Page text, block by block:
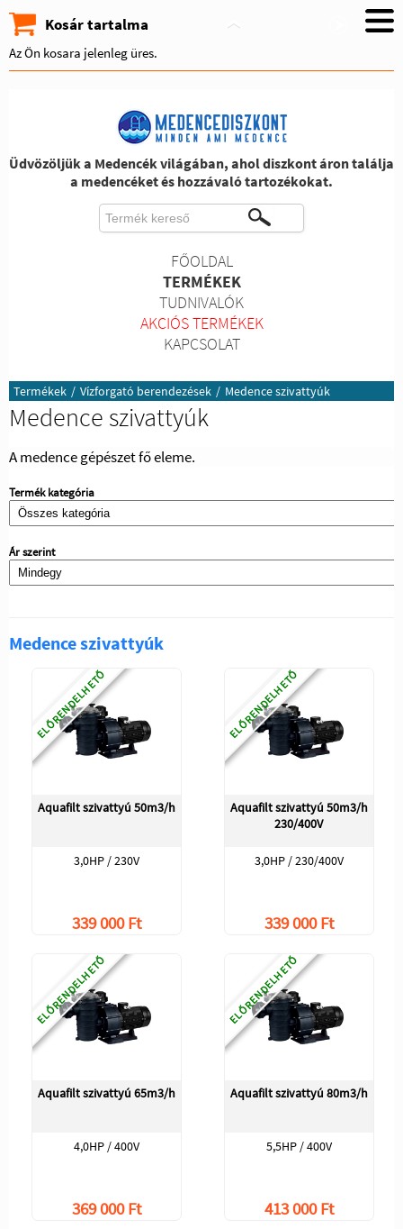
Kosár tartalma
Az Ön kosara jelenleg üres.
Üdvözöljük a Medencék világában, ahol diszkont áron találja
a medencéket és hozzávaló tartozékokat.
FŐOLDAL
TERMÉKEK
TUDNIVALÓK
AKCIÓS TERMÉKEK
KAPCSOLAT
Termékek / Vízforgató berendezések / Medence szivattyúk
Medence szivattyúk
A medence gépészet fő eleme.
Termék kategória
Ár szerint
Medence szivattyúk
ELŐRENDELHETŐ
Aquafilt szivattyú 50m3/h
3,0HP / 230V
339 000 Ft
ELŐRENDELHETŐ
Aquafilt szivattyú 50m3/h
230/400V
3,0HP / 230/400V
339 000 Ft
ELŐRENDELHETŐ
Aquafilt szivattyú 65m3/h
4,0HP / 400V
369 000 Ft
ELŐRENDELHETŐ
Aquafilt szivattyú 80m3/h
5,5HP / 400V
413 000 Ft